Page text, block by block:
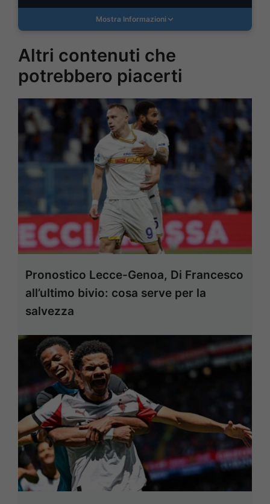
Mostra Informazioni
Altri contenuti che
potrebbero piacerti
Pronostico Lecce-Genoa, Di Francesco
all’ultimo bivio: cosa serve per la
salvezza